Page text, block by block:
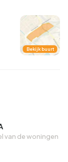
Bekijk buurt
van de woningen